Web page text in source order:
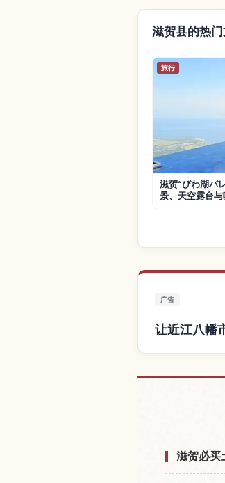
滋贺县的热
旅行
滋贺“びわ湖バ
景、天空露台
广告
让近江八幡
滋贺必